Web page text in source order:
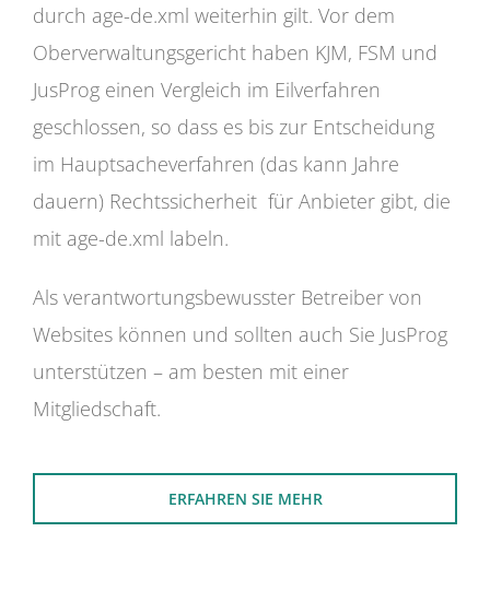
durch age-de.xml weiterhin gilt. Vor dem
Oberverwaltungsgericht haben KJM, FSM und
JusProg einen Vergleich im Eilverfahren
geschlossen, so dass es bis zur Entscheidung
im Hauptsacheverfahren (das kann Jahre
dauern) Rechtssicherheit für Anbieter gibt, die
mit age-de.xml labeln.
Als verantwortungsbewusster Betreiber von
Websites können und sollten auch Sie JusProg
unterstützen – am besten mit einer
Mitgliedschaft.
ERFAHREN SIE MEHR